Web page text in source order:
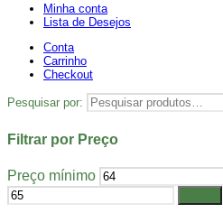
Minha conta
Lista de Desejos
Conta
Carrinho
Checkout
Pesquisar por:
Filtrar por Preço
Preço mínimo